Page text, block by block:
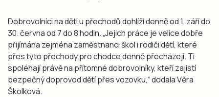
Dobrovolníci na děti u přechodů dohlíží denně od 1. září do
30. června od 7 do 8 hodin. „Jejich práce je velice dobře
přijímána zejména zaměstnanci škol i rodiči dětí, které
přes tyto přechody pro chodce denně přecházejí. Ti
spoléhají právě na přítomné dobrovolníky, kteří zajistí
bezpečný doprovod dětí přes vozovku,“ dodala Věra
Školková.